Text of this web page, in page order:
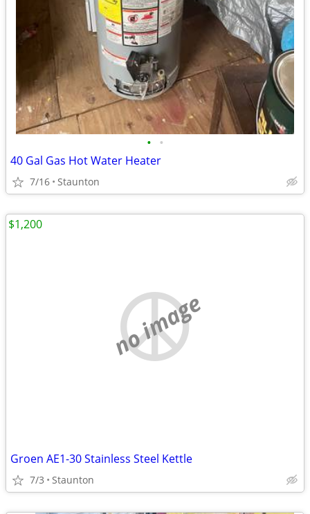
• •
40 Gal Gas Hot Water Heater
7/16 Staunton
no image
Groen AE1-30 Stainless Steel Kettle
7/3 Staunton
$1,200